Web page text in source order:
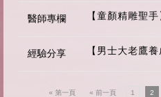
醫師專欄 【童顏精雕聖
經驗分享 【男士大老鷹
« 第一頁 « 前一頁 1 2